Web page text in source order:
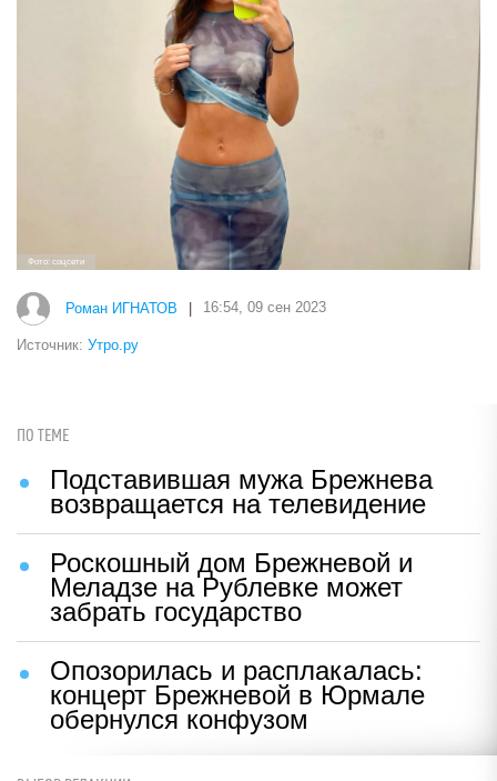
Фото: соцсети
Роман ИГНАТОВ 16:54, 09 сен 2023
Источник: Утро.ру
ПО ТЕМЕ
Подставившая мужа Брежнева
возвращается на телевидение
Роскошный дом Брежневой и
Меладзе на Рублевке может
забрать государство
Опозорилась и расплакалась:
концерт Брежневой в Юрмале
обернулся конфузом